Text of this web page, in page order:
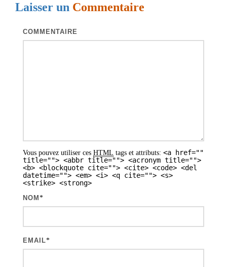
t
Laisser un Commentaire
COMMENTAIRE
Vous pouvez utiliser ces HTML tags et attributs: <a href=""
title=""> <abbr title=""> <acronym title="">
<b> <blockquote cite=""> <cite> <code> <del
datetime=""> <em> <i> <q cite=""> <s>
<strike> <strong>
NOM *
EMAIL*